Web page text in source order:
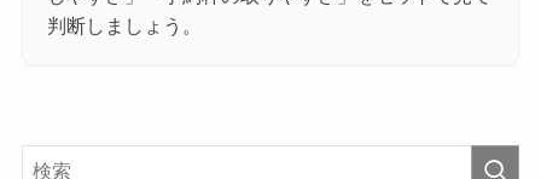
判断しましょう。